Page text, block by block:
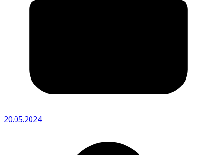
20.05.2024